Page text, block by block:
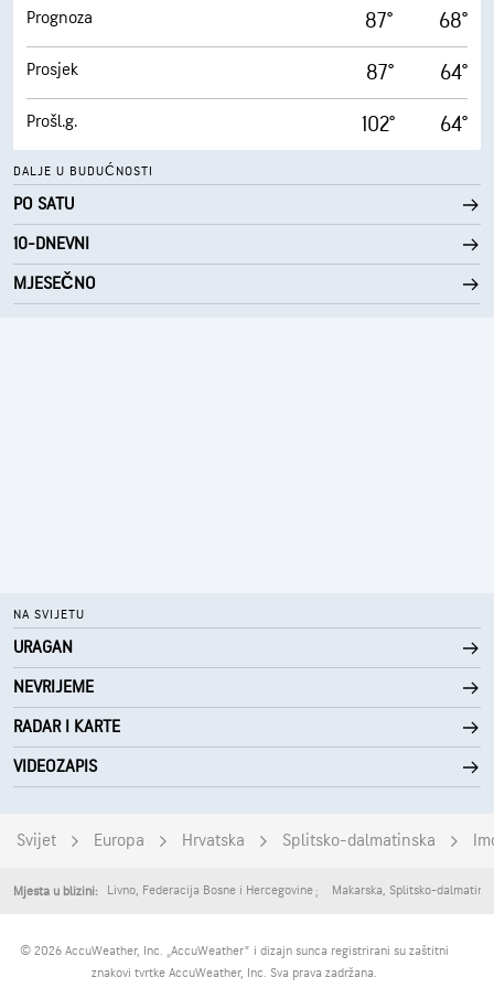
POSLIJEPODNE
Oborine 0.00 in
Pokrivenost oblacima 0 %
PREKO NOĆI
Prognoza 87° 68°
Prosjek 87° 64°
Prošl.g. 102° 64°
DALJE U BUDUĆNOSTI
PO SATU
10-DNEVNI
MJESEČNO
NA SVIJETU
URAGAN
NEVRIJEME
RADAR I KARTE
VIDEOZAPIS
Svijet Europa Hrvatska Splitsko-dalmatinska
Mjesta u blizini: Livno, Federacija Bosne i Hercegovine Makarska, Splitsko-
© 2026 AccuWeather, Inc. „AccuWeather” i dizajn sunca registrirani su zaštitni
znakovi tvrtke AccuWeather, Inc. Sva prava zadržana.